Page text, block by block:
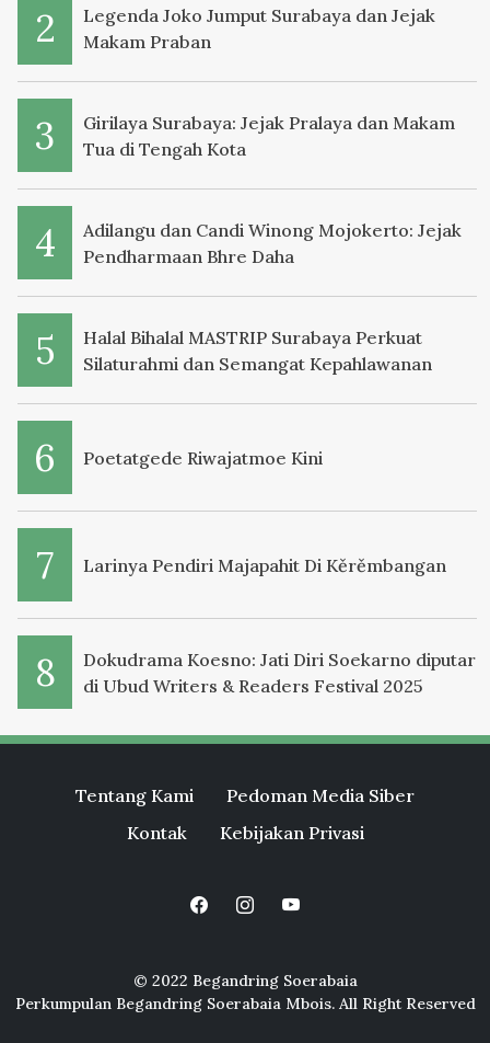
Legenda Joko Jumput Surabaya dan Jejak
Makam Praban
Girilaya Surabaya: Jejak Pralaya dan Makam
Tua di Tengah Kota
Adilangu dan Candi Winong Mojokerto: Jejak
Pendharmaan Bhre Daha
Halal Bihalal MASTRIP Surabaya Perkuat
Silaturahmi dan Semangat Kepahlawanan
Poetatgede Riwajatmoe Kini
Larinya Pendiri Majapahit Di Kěrěmbangan
Dokudrama Koesno: Jati Diri Soekarno diputar
di Ubud Writers & Readers Festival 2025
Tentang Kami
Pedoman Media Siber
Kontak
Kebijakan Privasi
© 2022 Begandring Soerabaia
Perkumpulan Begandring Soerabaia Mbois. All Right Reserved